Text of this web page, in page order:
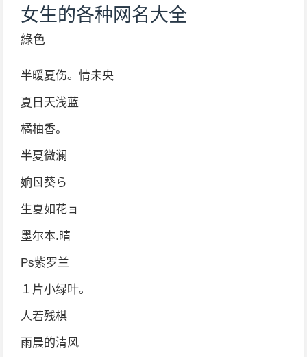
女生的各种网名大全
綠色
半暖夏伤。情未央
夏日天浅蓝
橘柚香。
半夏微澜
姠ㄖ葵ら
生夏如花ョ
墨尔本.晴
Ps紫罗兰
１片小绿叶。
人若残棋
雨晨的清风